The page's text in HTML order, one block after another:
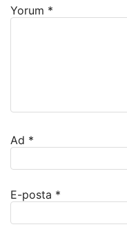
Yorum *
Ad *
E-posta *